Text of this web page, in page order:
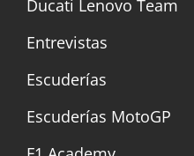
Ducati Lenovo Team
Entrevistas
Escuderías
Escuderías MotoGP